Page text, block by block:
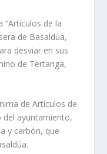
“Artículos de la
de Basaldúa,
desviar en sus
de Tertanga,
de Artículos de
del ayuntamiento,
y carbón, que